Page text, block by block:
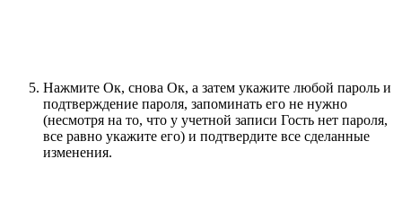
Нажмите Ок, снова Ок, а затем укажите любой пароль и
подтверждение пароля, запоминать его не нужно
(несмотря на то, что у учетной записи Гость нет пароля,
все равно укажите его) и подтвердите все сделанные
изменения.